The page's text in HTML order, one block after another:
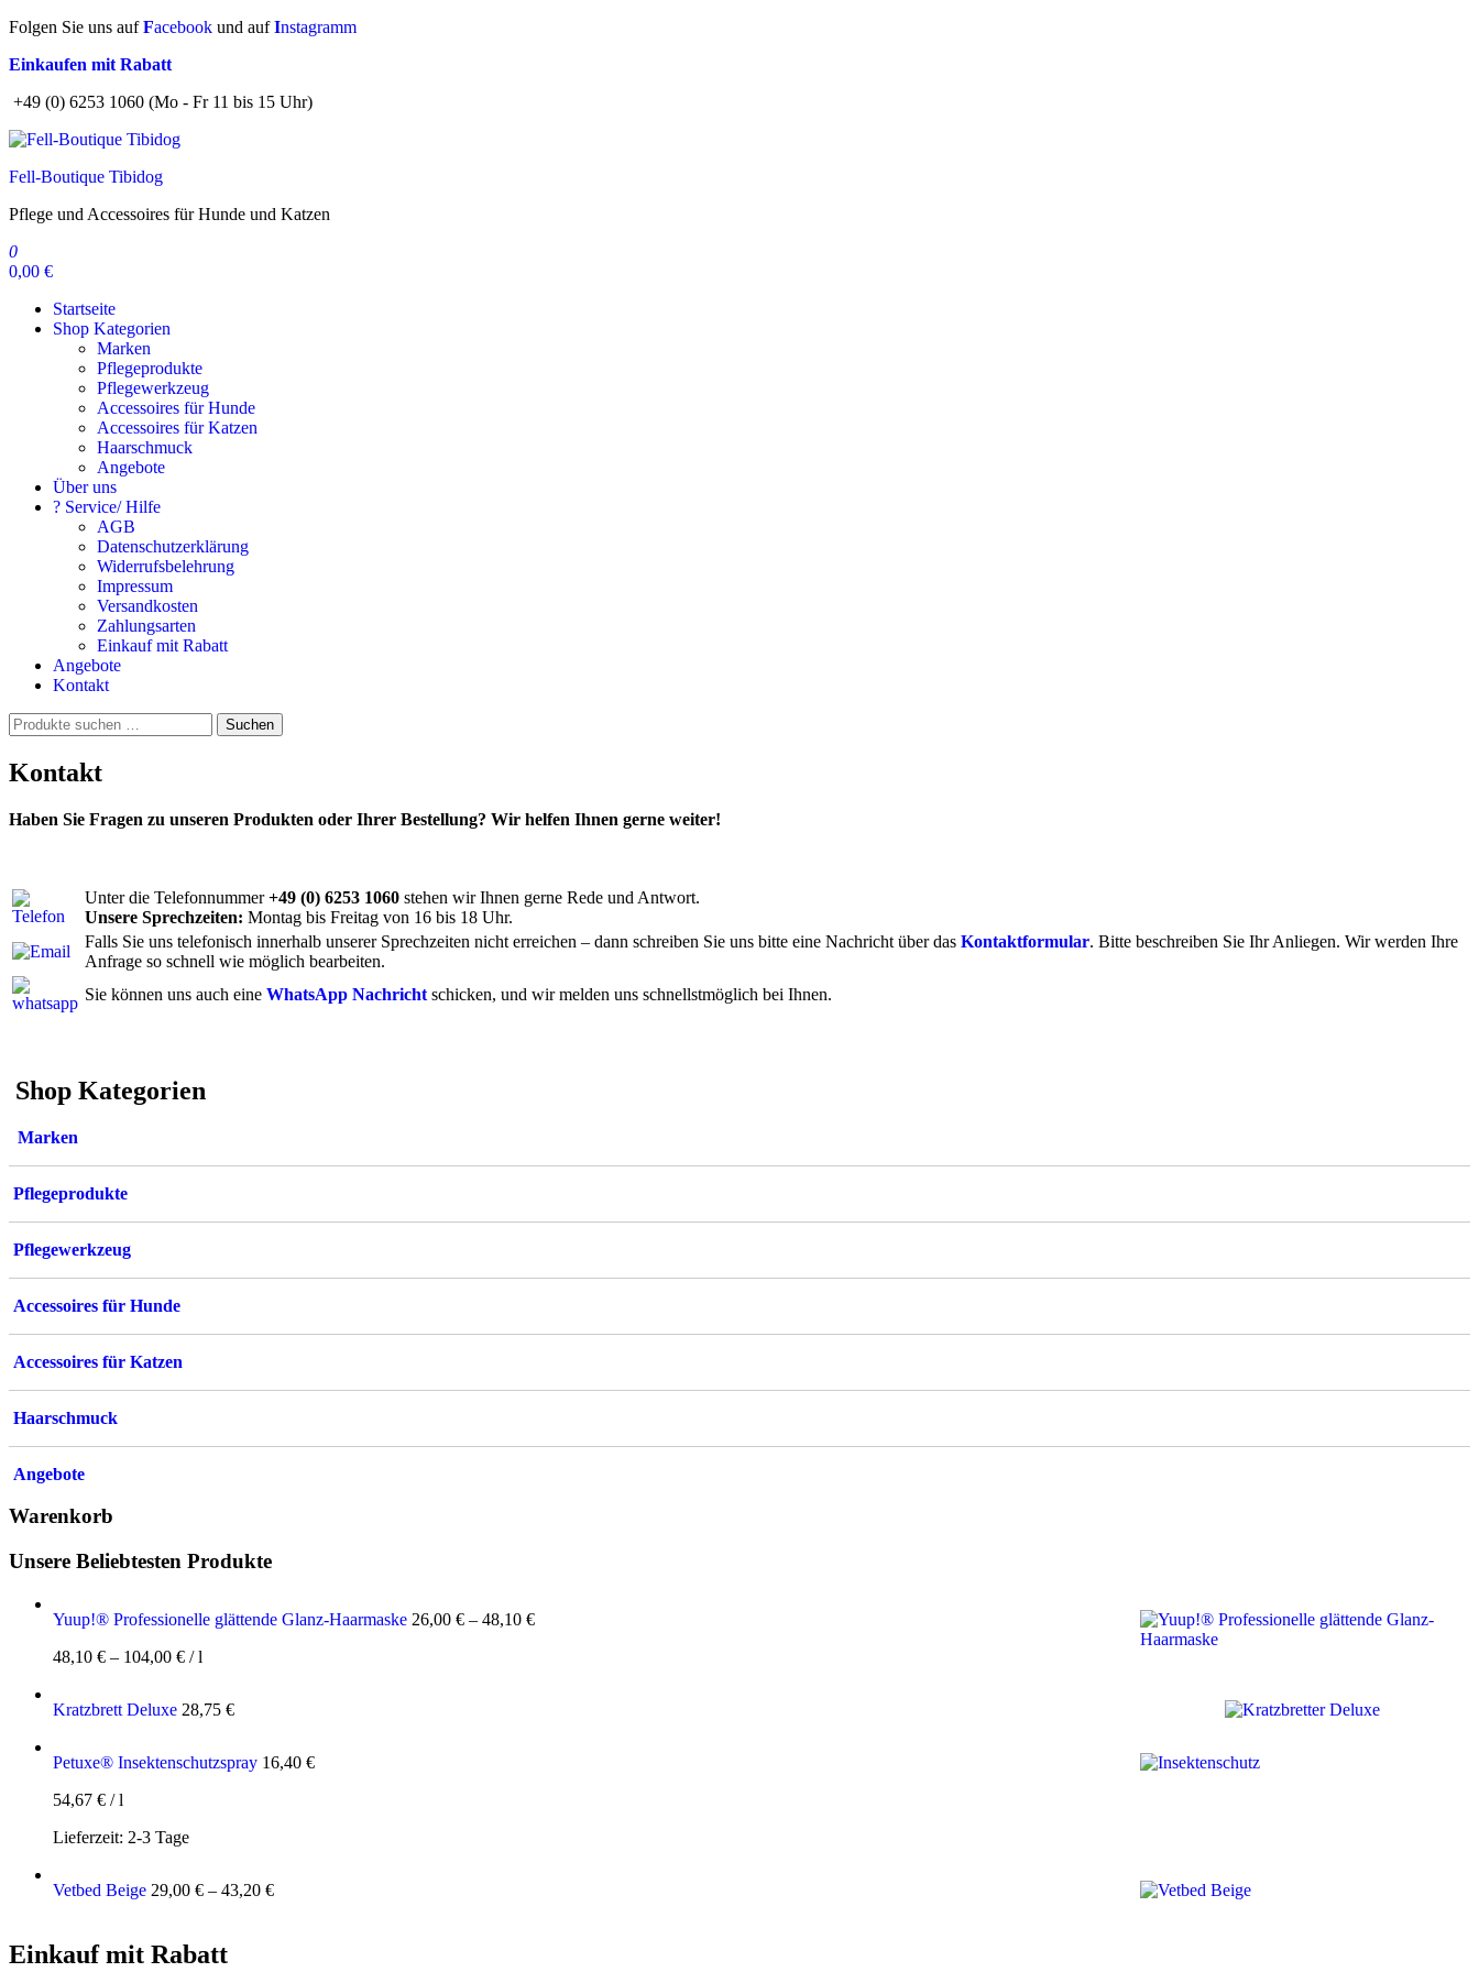
Zum
springen
Folgen Sie uns aufFacebook und aufInstagramm
Einkaufen mit Rabatt
+49 (0) 6253 1060 (Mo - Fr 11 bis 15 Uhr)
Fell-Boutique Tibidog
Pflege und Accessoires für Hunde und Katzen
0
0,00 €
Startseite
Shop Kategorien
Marken
Pflegeprodukte
Pflegewerkzeug
Accessoires für Hunde
Accessoires für Katzen
Haarschmuck
Angebote
Über uns
? Service/ Hilfe
AGB
Datenschutzerklärung
Widerrufsbelehrung
Impressum
Versandkosten
Zahlungsarten
Einkauf mit Rabatt
Angebote
Kontakt
Suchen
nach:
Suchen
Kontakt
Haben Sie Fragen zu unseren Produkten oder Ihrer Bestellung? Wir helfen Ihnen gerne weiter!
Unter die Telefonnummer+49 (0) 6253 1060 stehen wir Ihnen gerne Rede und Antwort.
Unsere Sprechzeiten: Montag bis Freitag von 16 bis 18 Uhr.
Falls Sie uns telefonisch innerhalb unserer Sprechzeiten nicht erreichen – dann schreiben Sie uns bitte eine Nachricht über das Kontaktformular. Bitte beschreiben Sie Ihr Anliegen. Wir werden Ihre
Anfrage so schnell wie möglich bearbeiten.
Sie können uns auch eine WhatsApp Nachricht schicken, und wir melden uns schnellstmöglich bei Ihnen.
Shop Kategorien
Marken
Pflegeprodukte
Pflegewerkzeug
Accessoires für Hunde
Accessoires für Katzen
Haarschmuck
Angebote
Warenkorb
Unsere Beliebtesten Produkte
Yuup!® Professionelle glättende Glanz-Haarmaske 26,00 € – 48,10 €
48,10 € – 104,00 € /l
Kratzbrett Deluxe 28,75 €
Petuxe® Insektenschutzspray 16,40 €
54,67 € /l
Lieferzeit: 2-3 Tage
Vetbed Beige 29,00 € – 43,20 €
Einkauf mit Rabatt